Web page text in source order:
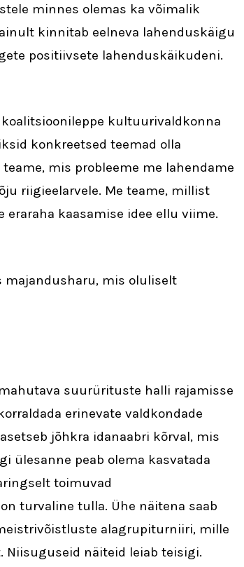
minnes olemas ka võimalik
kinnitab eelneva lahenduskäigu
positiivsete lahenduskäikudeni.
kultuurivaldkonna
konkreetsed teemad olla
mis probleeme me lahendame
riigieelarvele. Me teame, millist
kaasamise idee ellu viime.
majandusharu, mis oluliselt
suurürituste halli rajamisse
erinevate valdkondade
jõhkra idanaabri kõrval, mis
ülesanne peab olema kasvatada
toimuvad
turvaline tulla. Ühe näitena saab
alagrupiturniiri, mille
näiteid leiab teisigi.